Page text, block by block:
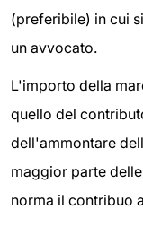
(preferibile) in cui
un avvocato.
L'importo della
quello del
dell'ammontare
maggior parte
norma il contribuo